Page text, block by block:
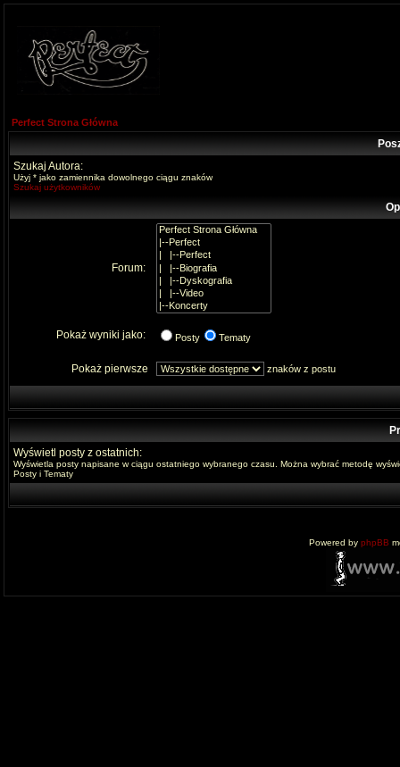
Perfect Strona Główna
Szukaj Autora:
Użyj * jako zamiennika dowolnego ciągu znaków
Szukaj użytkowników
Forum:
Pokaż wyniki jako: Posty Tematy
Pokaż pierwsze znaków z postu
Wyświetl posty z ostatnich:
Wyświetla posty napisane w ciągu ostatniego wybranego czasu. Można wybrać metodę
Posty i Tematy
Powered by phpBB